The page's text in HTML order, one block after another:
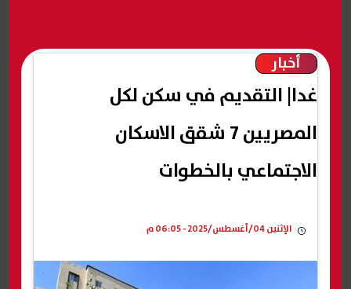
أخبار
غدا| التقديم في سكن لكل
المصريين 7 شقق الاسكان
الاجتماعي بالخطوات
الإثنين 04/أغسطس/2025 - 06:05 م